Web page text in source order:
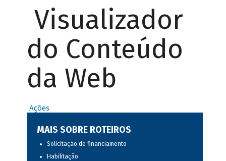
Visualizador
do Conteúdo
da Web
Ações
MAIS SOBRE ROTEIROS
Solicitação de financiamento
Habilitação